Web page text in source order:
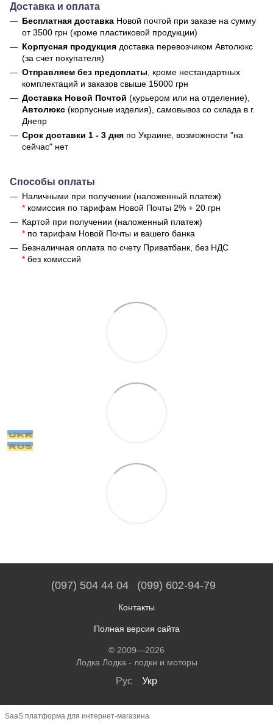
Доставка и оплата
Бесплатная доставка Новой почтой при заказе на сумму
от 3500 грн (кроме пластиковой продукции)
Корпусная продукция доставка перевозчиком Автолюкс
(за счет покупателя)
Отправляем без предоплаты , кроме нестандартных
комплектаций и заказов свыше 15000 грн
Доставка Новой Почтой (курьером или на отделение),
Автолюкс (корпусные изделия), самовывоз со склада в г.
Днепр
Срок доставки 1 - 3 дня по Украине, возможности "на
сейчас" нет
Способы оплаты
Наличными при получении (наложенный платеж)
* комиссия по тарифам Новой Почты 2% + 20 грн
Картой при получении (наложенный платеж)
* по тарифам Новой Почты и вашего банка
Безналичная оплата по счету Приватбанк, без НДС
* без комиссий
(097) 504 44 04 (099) 602-94-79
Контакты
Полная версия сайта
© 2009—2026
Лодка Лодка - лодки и моторы
Рус Укр
SaaS платформа для интернет-магазина